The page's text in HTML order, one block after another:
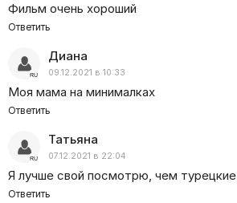
Фильм очень хороший
Ответить
Диана
09.12.2021 в 10:33
Моя мама на минималках
Ответить
Татьяна
07.12.2021 в 22:04
Я лучше свой посмотрю, чем турецкие
Ответить